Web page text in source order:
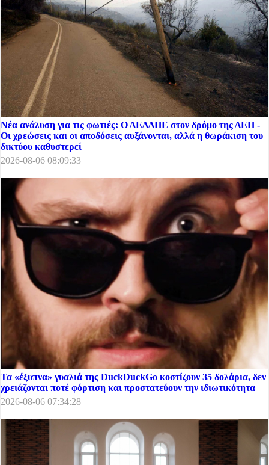
Νέα ανάλυση για τις φωτιές: Ο ΔΕΔΔΗΕ στον δρόμο της ΔΕΗ -
Οι χρεώσεις και οι αποδόσεις αυξάνονται, αλλά η θωράκιση του
δικτύου καθυστερεί
2026-08-06 08:09:33
Τα «έξυπνα» γυαλιά της DuckDuckGo κοστίζουν 35 δολάρια, δεν
χρειάζονται ποτέ φόρτιση και προστατεύουν την ιδιωτικότητα
2026-08-06 07:34:28